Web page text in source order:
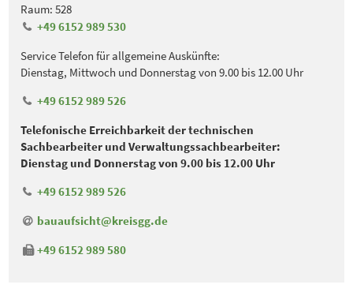
Raum: 528
+49 6152 989 530
Service Telefon für allgemeine Auskünfte:
Dienstag, Mittwoch und Donnerstag von 9.00 bis 12.00 Uhr
+49 6152 989 526
Telefonische Erreichbarkeit der technischen
Sachbearbeiter und Verwaltungssachbearbeiter:
Dienstag und Donnerstag von 9.00 bis 12.00 Uhr
+49 6152 989 526
bauaufsicht@kreisgg.de
+49 6152 989 580